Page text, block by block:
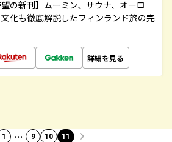
の新刊】ムーミン、サウナ、オーロ
化も徹底解説したフィンランド旅の完
詳細を見る
1 … 9 10 11